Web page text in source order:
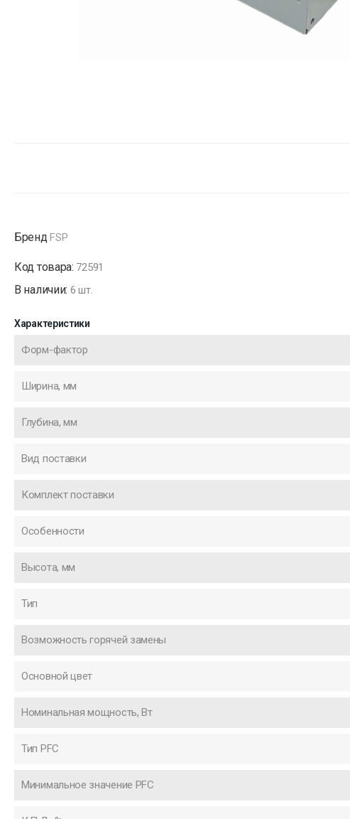
Бренд FSP
Код товара: 72591
В наличии: 6 шт.
Характеристики
Форм-фактор
Ширина, мм
Глубина, мм
Вид поставки
Комплект поставки
Особенности
Высота, мм
Тип
Возможность горячей замены
Основной цвет
Номинальная мощность, Вт
Тип PFC
Минимальное значение PFC